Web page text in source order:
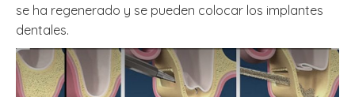
se ha regenerado y se pueden colocar los implantes
dentales.